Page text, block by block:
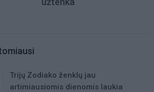
Trijų Zodiako ženklų jau
artimiausiomis dienomis laukia